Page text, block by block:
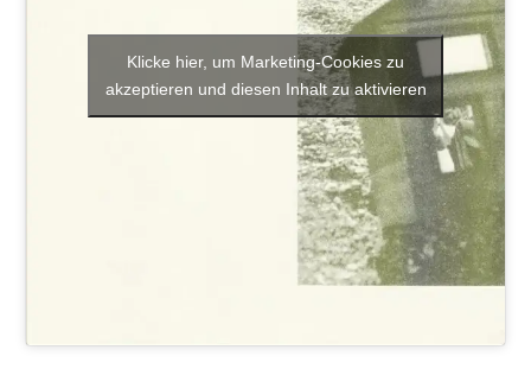
Klicke hier, um Marketing-Cookies zu
akzeptieren und diesen Inhalt zu aktivieren